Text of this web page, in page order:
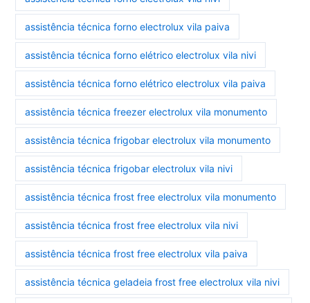
assistência técnica forno electrolux vila paiva
assistência técnica forno elétrico electrolux vila nivi
assistência técnica forno elétrico electrolux vila paiva
assistência técnica freezer electrolux vila monumento
assistência técnica frigobar electrolux vila monumento
assistência técnica frigobar electrolux vila nivi
assistência técnica frost free electrolux vila monumento
assistência técnica frost free electrolux vila nivi
assistência técnica frost free electrolux vila paiva
assistência técnica geladeia frost free electrolux vila nivi